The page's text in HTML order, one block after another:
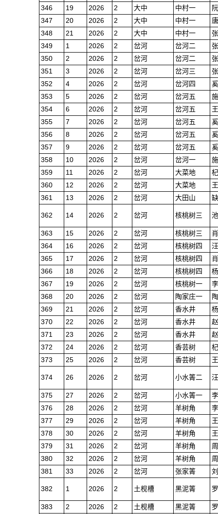
346
19 2026 2 大中 中村一
347
20 2026 2 大中 中村一
348
21 2026 2 大中 中村一
349
1 2026 2 岔河 岔河二
350
2 2026 2 岔河 岔河二
351
3 2026 2 岔河 岔河三
352
4 2026 2 岔河 岔河四
353
5 2026 2 岔河 岔河五
354
6 2026 2 岔河 岔河五
355
7 2026 2 岔河 岔河五
356
8 2026 2 岔河 岔河五
357
9 2026 2 岔河 岔河五
358
10 2026 2 岔河 岔河一
359
11 2026 2 岔河 大菜地
360
12 2026 2 岔河 大菜地
361
13 2026 2 岔河 大田山
362 14 2026 2 岔河 核桃树三
363 15 2026 2 岔河 核桃树三
364
16 2026 2 岔河 核桃树四
365
17 2026 2 岔河 核桃树四
366
18 2026 2 岔河 核桃树四
367
19 2026 2 岔河 核桃树一
368
20 2026 2 岔河 陶家庄一
369
21 2026 2 岔河 香水井
370
22 2026 2 岔河 香水井
371
23 2026 2 岔河 香水井
372
24 2026 2 岔河 香芸树
373
25 2026 2 岔河 香芸树
374 26 2026 2 岔河 小水箐二
375 27 2026 2 岔河 小水箐一
376
28 2026 2 岔河 羊树角
377
29 2026 2 岔河 羊树角
378
30 2026 2 岔河 羊树角
379
31 2026 2 岔河 羊树角
380
32 2026 2 岔河 羊树角
381
33 2026 2 岔河 张家箐
382 1 2026 2 土枧槽 黑泥箐
383 2 2026 2 土枧槽 黑泥箐